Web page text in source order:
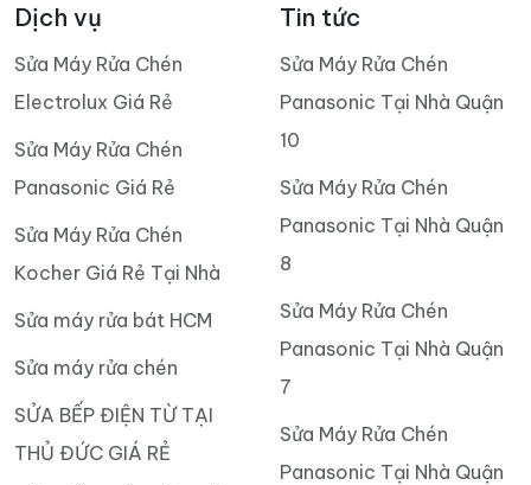
Dịch vụ
Sửa Máy Rửa Chén
Electrolux Giá Rẻ
Sửa Máy Rửa Chén
Panasonic Giá Rẻ
Sửa Máy Rửa Chén
Kocher Giá Rẻ Tại Nhà
Sửa máy rửa bát HCM
Sửa máy rửa chén
SỬA BẾP ĐIỆN TỪ TẠI
THỦ ĐỨC GIÁ RẺ
Tin tức
Sửa Máy Rửa Chén
Panasonic Tại Nhà Quận
10
Sửa Máy Rửa Chén
Panasonic Tại Nhà Quận
8
Sửa Máy Rửa Chén
Panasonic Tại Nhà Quận
7
Sửa Máy Rửa Chén
Panasonic Tại Nhà Quận